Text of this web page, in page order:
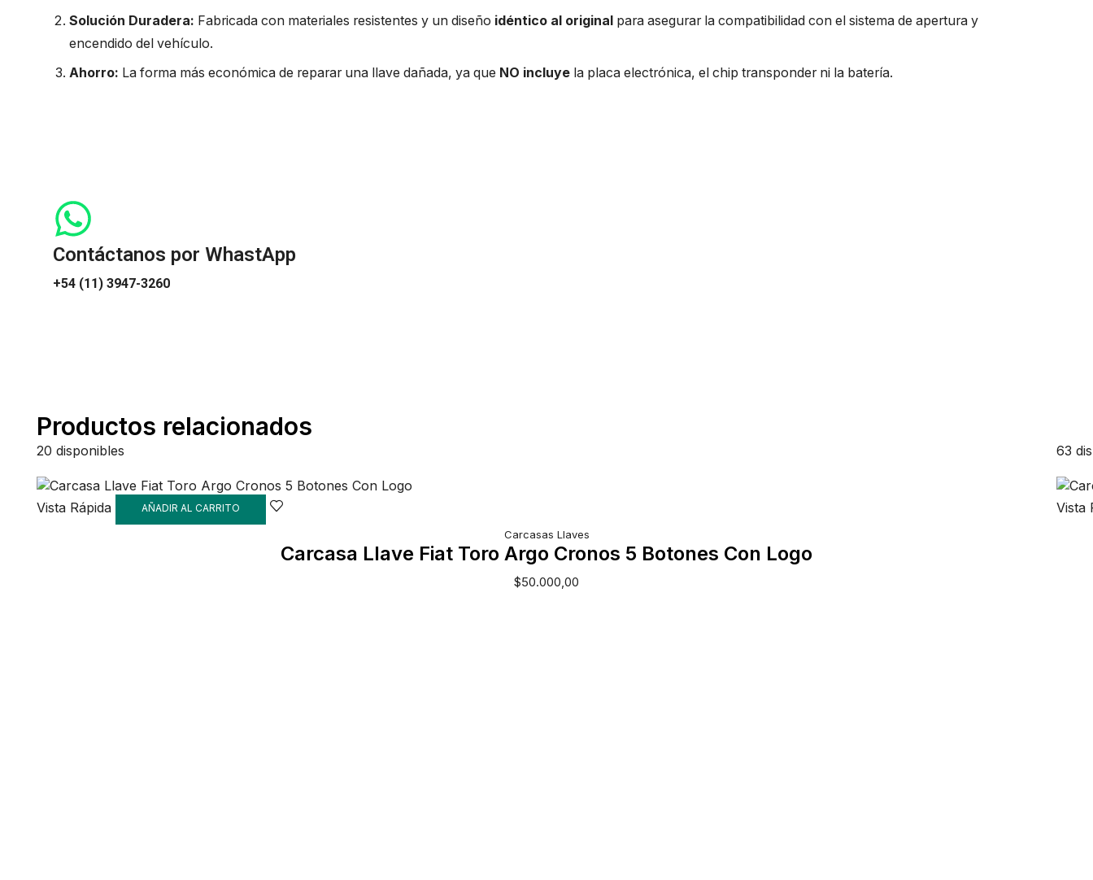
Solución Duradera: Fabricada con materiales resistentes y un diseño idéntico al original para asegurar la compatibilidad con el sistema de apertura y
encendido del vehículo.
Ahorro: La forma más económica de reparar una llave dañada, ya que NO incluye la placa electrónica, el chip transponder ni la batería.
Contáctanos por WhastApp
+54 (11) 3947-3260
Productos relacionados
20 disponibles
Vista Rápida AÑADIR AL CARRITO
Carcasas Llaves
Carcasa Llave Fiat Toro Argo Cronos 5 Botones Con Logo
$50.000,00
63
Vista